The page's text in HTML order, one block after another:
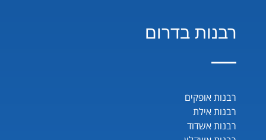
רבנות בדרום
רבנות אופקים
רבנות אילת
רבנות אשדוד